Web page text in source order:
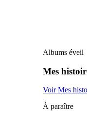
Albums éveil
Mes
Voir Mes
À paraître